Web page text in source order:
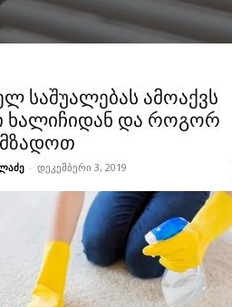
საშუალებას ამოაქვს
ხალიჩიდან და როგორ
- დეკემბერი 3, 2019